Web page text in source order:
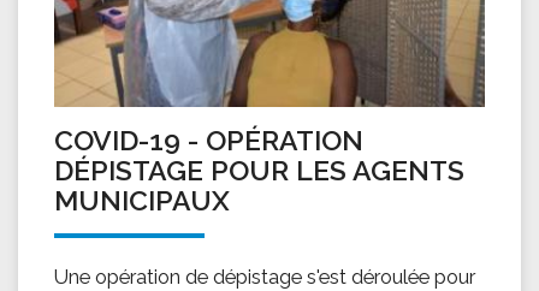
COVID-19 - OPÉRATION
DÉPISTAGE POUR LES AGENTS
MUNICIPAUX
Une opération de dépistage s'est déroulée pour